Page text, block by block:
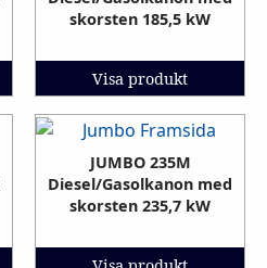
skorsten 185,5 kW
Visa produkt
JUMBO 235M
Diesel/Gasolkanon med
skorsten 235,7 kW